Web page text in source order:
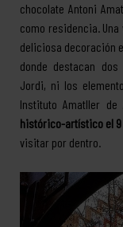
chocolate Antoni
como residencia.
deliciosa decoración
donde destacan
Jordi, ni los
Instituto Amatller
histórico-artístico el 9
visitar por dentro.